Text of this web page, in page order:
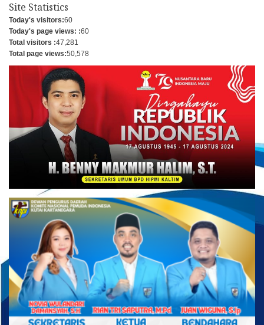
Site Statistics
Today's visitors:60
Today's page views: :60
Total visitors :47,281
Total page views:50,578